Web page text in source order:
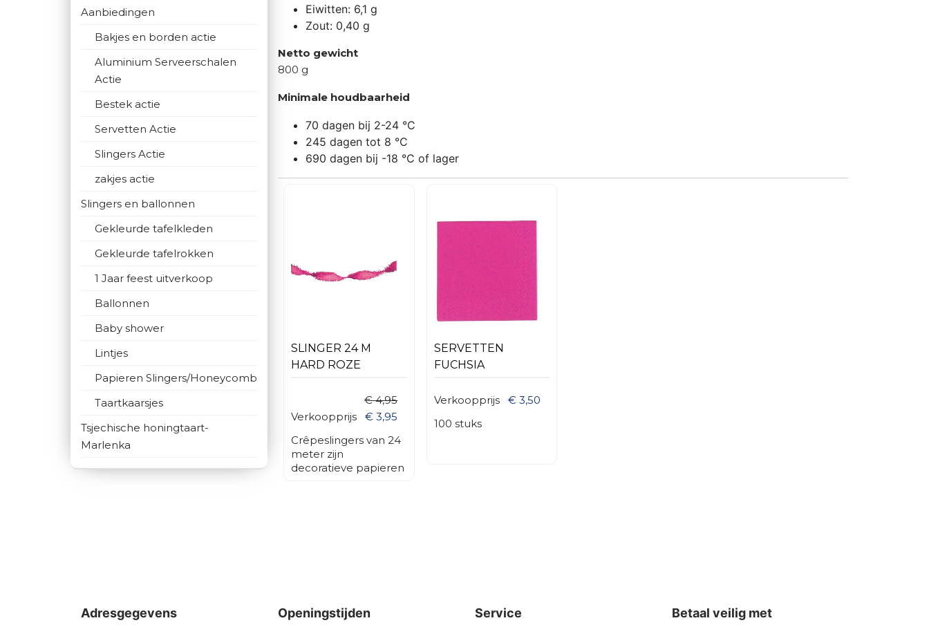
Aanbiedingen
Bakjes en borden actie
Aluminium Serveerschalen
Actie
Bestek actie
Servetten Actie
Slingers Actie
zakjes actie
Slingers en ballonnen
Gekleurde tafelkleden
Gekleurde tafelrokken
1 Jaar feest uitverkoop
Ballonnen
Baby shower
Lintjes
Papieren Slingers/Honeycomb
Taartkaarsjes
Tsjechische honingtaart-
Marlenka
Eiwitten: 6,1 g
Zout: 0,40 g
Netto gewicht
800 g
Minimale houdbaarheid
70 dagen bij 2-24 °C
245 dagen tot 8 °C
690 dagen bij -18 °C of lager
SLINGER 24 M
HARD ROZE
€ 4,95
Verkoopprijs
€ 3,95
Crêpeslingers van 24
meter zijn
decoratieve papieren
zijn gemaakt van dun,
gekleurd
SERVETTEN
FUCHSIA
Verkoopprijs
€ 3,50
100 stuks
Adresgegevens Openingstijden Service Betaal veilig met